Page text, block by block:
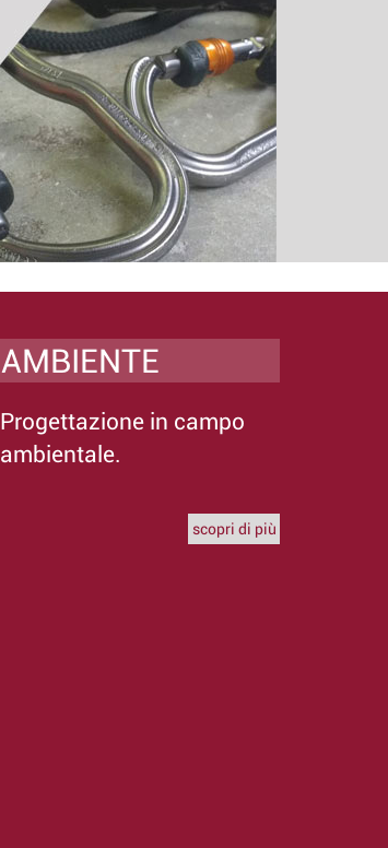
AMBIENTE
Progettazione in campo
ambientale.
scopri di più